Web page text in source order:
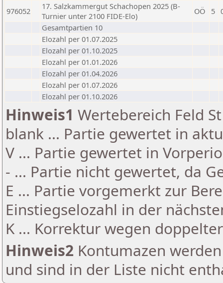
976052
17. Salzkammergut Schachopen 2025 (B-
Turnier unter 2100 FIDE-Elo)
OÖ 5
Gesamtpartien 10
Elozahl per 01.07.2025
Elozahl per 01.10.2025
Elozahl per 01.01.2026
Elozahl per 01.04.2026
Elozahl per 01.07.2026
Elozahl per 01.10.2026
Hinweis1 Wertebereich Feld
blank ... Partie gewertet in
V ... Partie gewertet in
- ... Partie nicht gewertet, da
E ... Partie vorgemerkt zur
Einstiegselozahl in der
K ... Korrektur wegen
Hinweis2 Kontumazen
und sind in der Liste nicht